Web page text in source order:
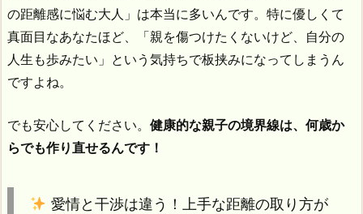
の距離感に悩む大人」は本当に多いんです。特に優しくて
真面目なあなたほど、「親を傷つけたくないけど、自分の
人生も歩みたい」という気持ちで板挟みになってしまうん
ですよね。
でも安心してください。 健康的な親子の境界線は、何歳か
らでも作り直せるんです！
愛情と干渉は違う！上手な距離の取り方が